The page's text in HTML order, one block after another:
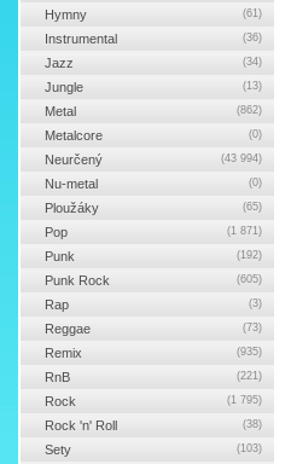
Hymny (61)
Instrumental (36)
Jazz (34)
Jungle (13)
Metal (862)
Metalcore (0)
Neurčený (43 994)
Nu-metal (0)
Ploužáky (65)
Pop (1 871)
Punk (192)
Punk Rock (605)
Rap (3)
Reggae (73)
Remix (935)
RnB (221)
Rock (1 795)
Rock 'n' Roll (38)
Sety (103)